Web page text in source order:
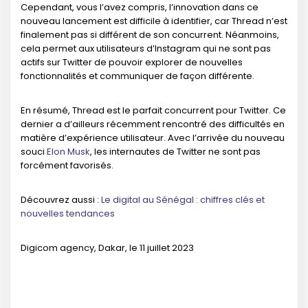
Cependant, vous l’avez compris, l’innovation dans ce
nouveau lancement est difficile à identifier, car Thread n’est
finalement pas si différent de son concurrent. Néanmoins,
cela permet aux utilisateurs d’Instagram qui ne sont pas
actifs sur Twitter de pouvoir explorer de nouvelles
fonctionnalités et communiquer de façon différente.
En résumé, Thread est le parfait concurrent pour Twitter. Ce
dernier a d’ailleurs récemment rencontré des difficultés en
matière d’expérience utilisateur. Avec l’arrivée du nouveau
souci Elon Musk, les internautes de Twitter ne sont pas
forcément favorisés.
Découvrez aussi : Le digital au Sénégal : chiffres clés et
nouvelles tendances
Digicom agency, Dakar, le 11 juillet 2023